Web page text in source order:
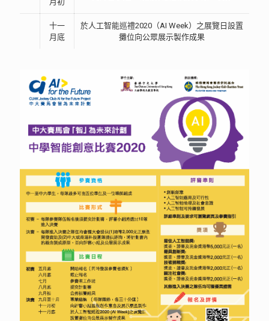
十一
月底
於人工智能巡禮2020（AI Week）之展覽日設置
攤位向公眾展示製作成果